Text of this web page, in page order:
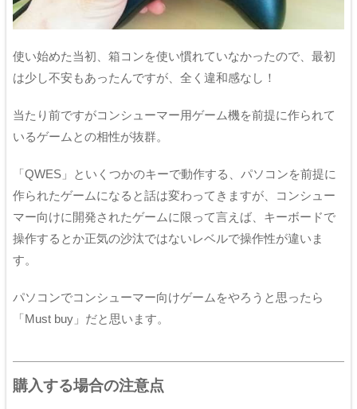
使い始めた当初、箱コンを使い慣れていなかったので、最初
は少し不安もあったんですが、全く違和感なし！
当たり前ですがコンシューマー用ゲーム機を前提に作られて
いるゲームとの相性が抜群。
「QWES」といくつかのキーで動作する、パソコンを前提に
作られたゲームになると話は変わってきますが、コンシュー
マー向けに開発されたゲームに限って言えば、キーボードで
操作するとか正気の沙汰ではないレベルで操作性が違いま
す。
パソコンでコンシューマー向けゲームをやろうと思ったら
「Must buy」だと思います。
購入する場合の注意点